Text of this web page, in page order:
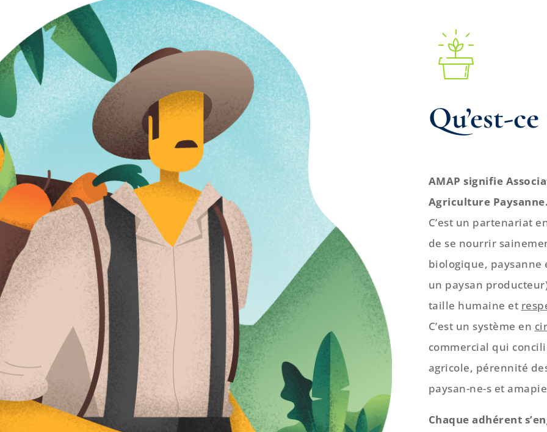
Qu’est-
AMAP signifie
Agriculture
C’est un partenariat
de se nourrir
biologique,
un paysan
taille humaine et
C’est un système en
commercial qui
agricole, pérennité
paysan-ne-s et
Chaque adhérent